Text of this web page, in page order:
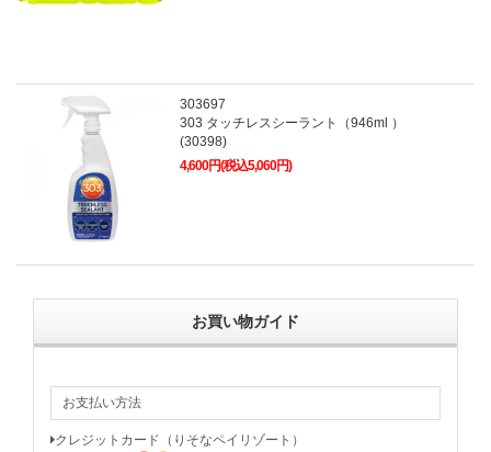
303697
303 タッチレスシーラント（946ml ）
(30398)
4,600円(税込5,060円)
お買い物ガイド
お支払い方法
クレジットカード（りそなペイリゾート）